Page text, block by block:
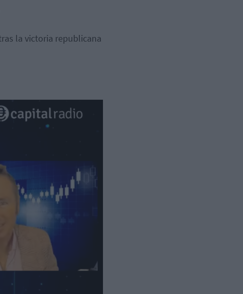
la victoria republicana